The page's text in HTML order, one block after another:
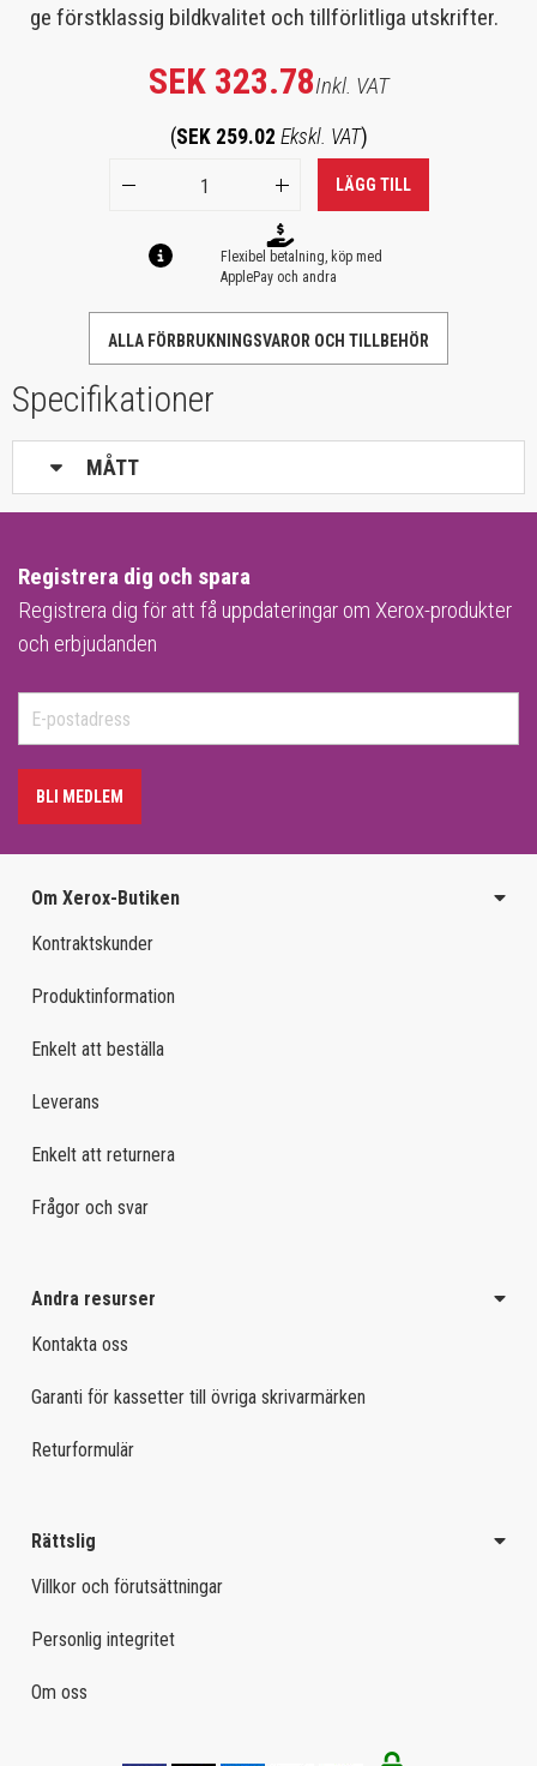
ge förstklassig bildkvalitet och tillförlitliga utskrifter.
SEK 323.78Inkl. VAT
(SEK 259.02 Ekskl. VAT)
LÄGG TILL
Flexibel betalning, köp med
ApplePay och andra
ALLA FÖRBRUKNINGSVAROR OCH TILLBEHÖR
Specifikationer
MÅTT
Registrera dig och spara
Registrera dig för att få uppdateringar om Xerox-produkter
och erbjudanden
BLI MEDLEM
Om Xerox-Butiken
Kontraktskunder
Produktinformation
Enkelt att beställa
Leverans
Enkelt att returnera
Frågor och svar
Andra resurser
Kontakta oss
Garanti för kassetter till övriga skrivarmärken
Returformulär
Rättslig
Villkor och förutsättningar
Personlig integritet
Om oss